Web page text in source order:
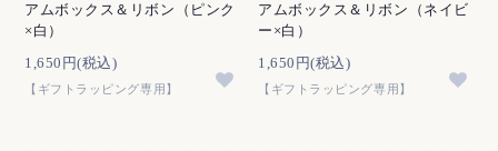
アムボックス＆リボン（ピンク
×白）
1,650円(税込)
【ギフトラッピング専用】
アムボックス＆リボン（ネイビ
ー×白）
1,650円(税込)
【ギフトラッピング専用】